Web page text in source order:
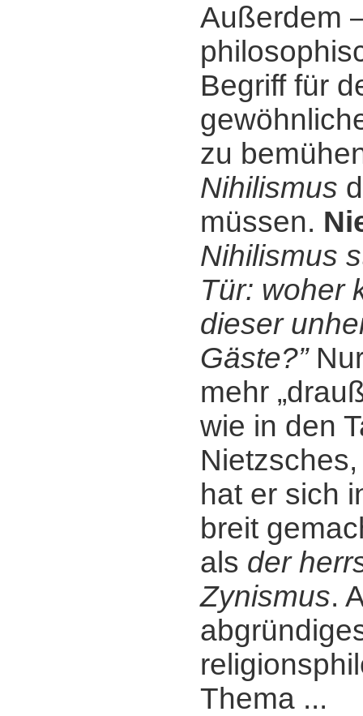
Außerdem
Begriff für
zu
Nihilismus
müssen.
Nihilismus
Tür: woher
dieser
Gäste?”
mehr
wie in den
hat er sich
breit
als der
Zynismus.
Thema ...